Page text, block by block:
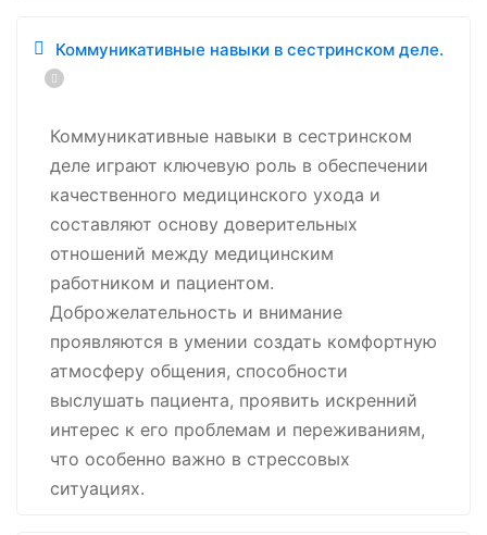
Коммуникативные навыки в сестринском деле.
Коммуникативные навыки в сестринском
деле играют ключевую роль в обеспечении
качественного медицинского ухода и
составляют основу доверительных
отношений между медицинским
работником и пациентом.
Доброжелательность и внимание
проявляются в умении создать комфортную
атмосферу общения, способности
выслушать пациента, проявить искренний
интерес к его проблемам и переживаниям,
что особенно важно в стрессовых
ситуациях.